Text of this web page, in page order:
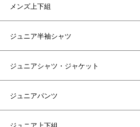
メンズ上下組
ジュニア半袖シャツ
ジュニアシャツ・ジャケット
ジュニアパンツ
ジュニア上下組